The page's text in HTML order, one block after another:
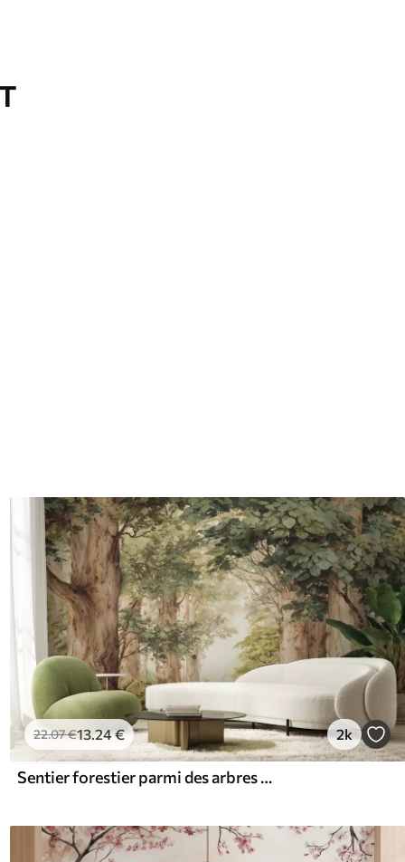
22.07€13.24€ 2k
Sentier forestier parmi des arbres majestueux, style aquarelle